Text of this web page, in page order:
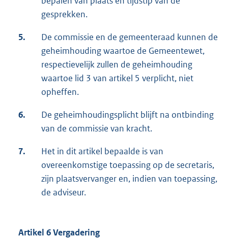
gesprekken.
5.
De commissie en de gemeenteraad kunnen de
geheimhouding waartoe de Gemeentewet,
respectievelijk zullen de geheimhouding
waartoe lid 3 van artikel 5 verplicht, niet
opheffen.
6.
De geheimhoudingsplicht blijft na ontbinding
van de commissie van kracht.
7.
Het in dit artikel bepaalde is van
overeenkomstige toepassing op de secretaris,
zijn plaatsvervanger en, indien van toepassing,
de adviseur.
Artikel 6 Vergadering